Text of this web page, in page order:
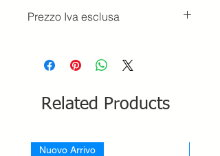
Prezzo Iva esclusa
Related Products
Nuovo Arrivo